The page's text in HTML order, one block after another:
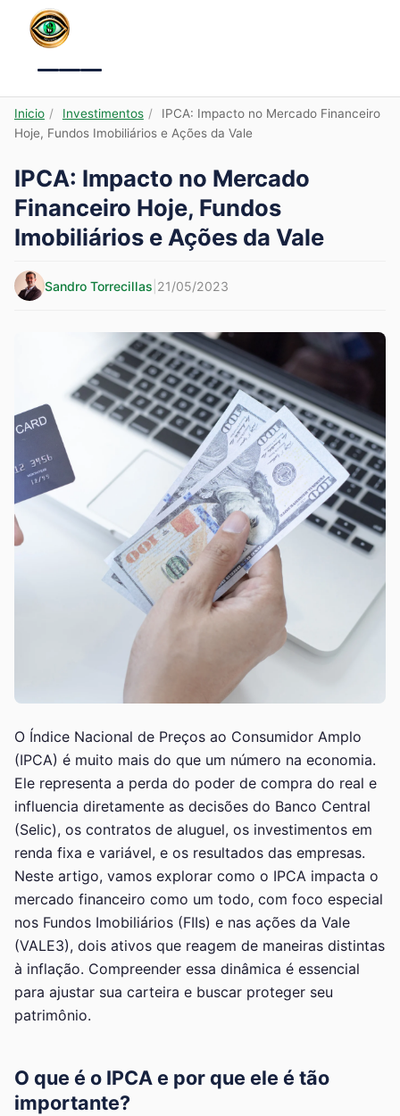
Menu
Inicio / Investimentos /
IPCA: Impacto no Mercado Financeiro
Hoje, Fundos Imobiliários e Ações da Vale
IPCA: Impacto no Mercado
Financeiro Hoje, Fundos
Imobiliários e Ações da Vale
Sandro Torrecillas 21/05/2023
O Índice Nacional de Preços ao Consumidor Amplo
(IPCA) é muito mais do que um número na economia.
Ele representa a perda do poder de compra do real e
influencia diretamente as decisões do Banco Central
(Selic), os contratos de aluguel, os investimentos em
renda fixa e variável, e os resultados das empresas.
Neste artigo, vamos explorar como o IPCA impacta o
mercado financeiro como um todo, com foco especial
nos Fundos Imobiliários (FIIs) e nas ações da Vale
(VALE3), dois ativos que reagem de maneiras distintas
à inflação. Compreender essa dinâmica é essencial
para ajustar sua carteira e buscar proteger seu
patrimônio.
O que é o IPCA e por que ele é tão
importante?